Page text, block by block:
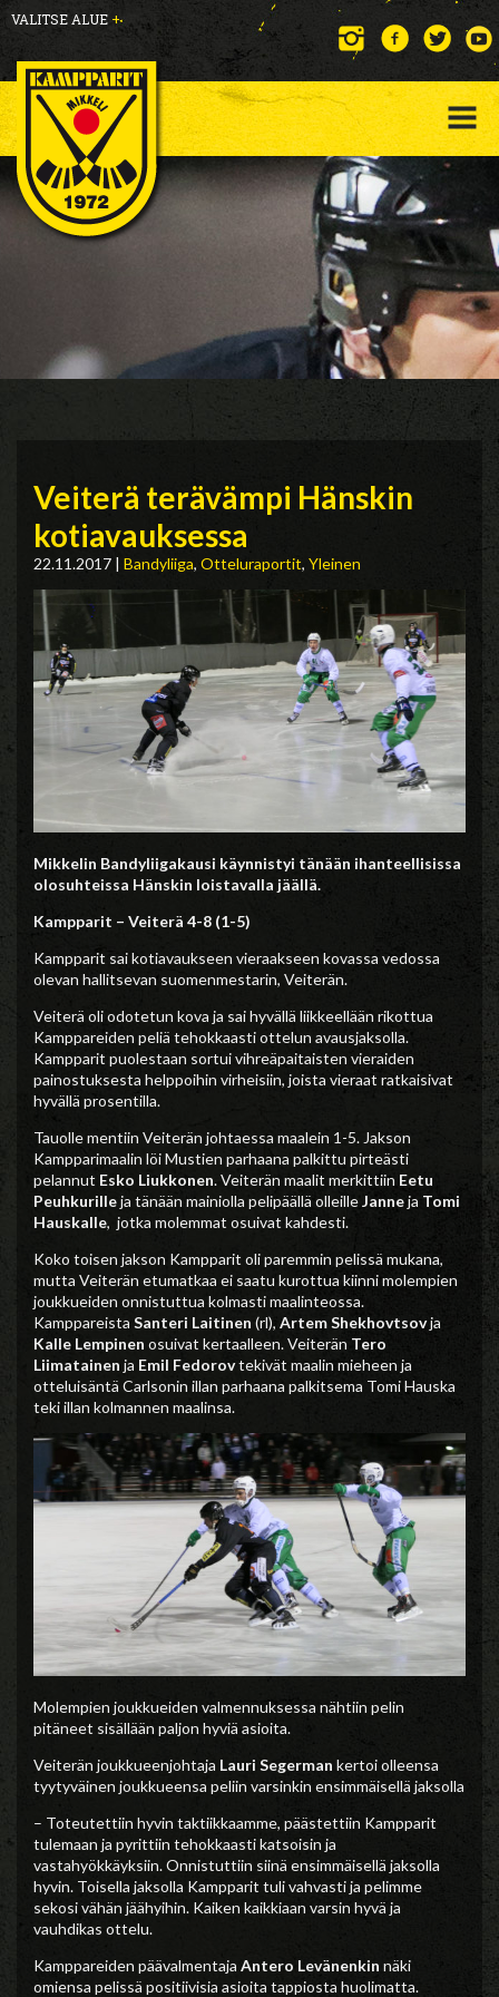
VALITSE ALUE +
Veiterä terävämpi Hänskin
kotiavauksessa
22.11.2017 | Bandyliiga, Otteluraportit, Yleinen
Mikkelin Bandyliigakausi käynnistyi tänään ihanteellisissa
olosuhteissa Hänskin loistavalla jäällä.
Kampparit – Veiterä 4-8 (1-5)
Kampparit sai kotiavaukseen vieraakseen kovassa vedossa
olevan hallitsevan suomenmestarin, Veiterän.
Veiterä oli odotetun kova ja sai hyvällä liikkeellään rikottua
Kamppareiden peliä tehokkaasti ottelun avausjaksolla.
Kampparit puolestaan sortui vihreäpaitaisten vieraiden
painostuksesta helppoihin virheisiin, joista vieraat ratkaisivat
hyvällä prosentilla.
Tauolle mentiin Veiterän johtaessa maalein 1-5. Jakson
Kampparimaalin löi Mustien parhaana palkittu pirteästi
pelannut Esko Liukkonen. Veiterän maalit merkittiin Eetu
Peuhkurilleja tänään mainiolla pelipäällä olleilleJanneja Tomi
Hauskalle, jotka molemmat osuivat kahdesti.
Koko toisen jakson Kampparit oli paremmin pelissä mukana,
mutta Veiterän etumatkaa ei saatu kurottua kiinni molempien
joukkueiden onnistuttua kolmasti maalinteossa.
Kamppareista Santeri Laitinen (rl), Artem Shekhovtsovja
Kalle Lempinen osuivat kertaalleen. Veiterän Tero
Liimatainen ja Emil Fedorovtekivät maalin mieheen ja
otteluisäntä Carlsonin illan parhaana palkitsema Tomi Hauska
teki illan kolmannen maalinsa.
Molempien joukkueiden valmennuksessa nähtiin pelin
pitäneet sisällään paljon hyviä asioita.
Veiterän joukkueenjohtaja Lauri Segerman kertoi olleensa
tyytyväinen joukkueensa peliin varsinkin ensimmäisellä jaksolla
– Toteutettiin hyvin taktiikkaamme, päästettiin Kampparit
tulemaan ja pyrittiin tehokkaasti katsoisin ja
vastahyökkäyksiin. Onnistuttiin siinä ensimmäisellä jaksolla
hyvin. Toisella jaksolla Kampparit tuli vahvasti ja pelimme
sekosi vähän jäähyihin. Kaiken kaikkiaan varsin hyvä ja
vauhdikas ottelu.
Kamppareiden päävalmentaja Antero Levänenkin näki
omiensa pelissä positiivisia asioita tappiosta huolimatta.